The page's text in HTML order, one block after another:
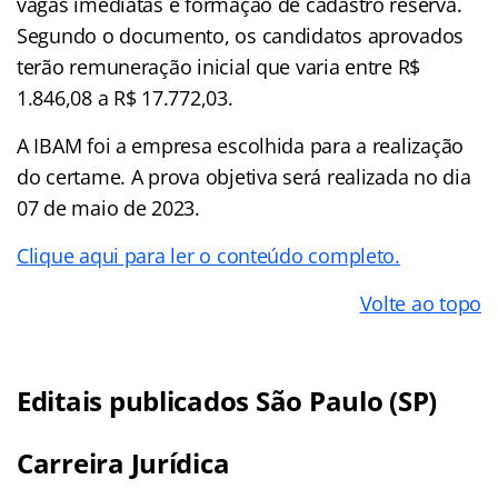
Segundo o documento, os candidatos aprovados
terão remuneração inicial que varia entre R$
1.846,08 a R$ 17.772,03.
A IBAM foi a empresa escolhida para a realização
do certame. A prova objetiva será realizada no dia
07 de maio de 2023.
Clique aqui para ler o conteúdo completo.
Volte ao topo
Editais publicados São Paulo (SP)
Carreira Jurídica